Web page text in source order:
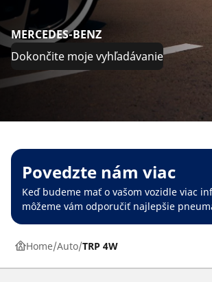
MERCEDES-BENZ
Dokončite moje vyhľadávanie
Povedzte nám viac
Keď budeme mať o vašom vozidle viac
môžeme vám odporučiť najlepšie
Home Auto TRP 4W